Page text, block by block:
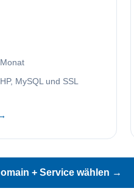
MySQL und SSL
+ Service wählen →